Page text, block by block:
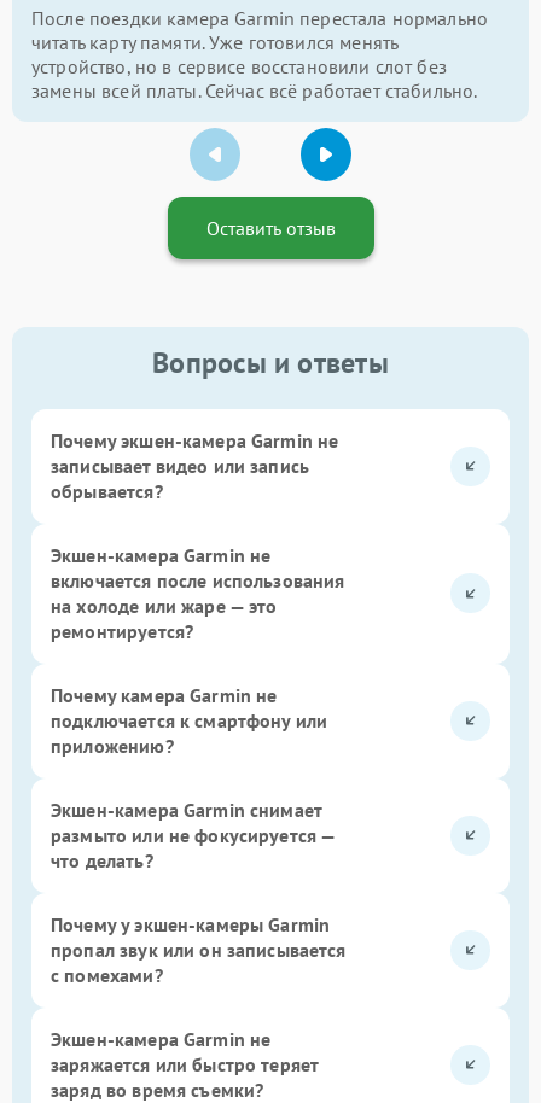
После поездки камера Garmin перестала нормально
читать карту памяти. Уже готовился менять
устройство, но в сервисе восстановили слот без
замены всей платы. Сейчас всё работает стабильно.
Оставить отзыв
Вопросы и ответы
Почему экшен-камера Garmin не
записывает видео или запись
обрывается?
Экшен-камера Garmin не
включается после использования
на холоде или жаре — это
ремонтируется?
Почему камера Garmin не
подключается к смартфону или
приложению?
Экшен-камера Garmin снимает
размыто или не фокусируется —
что делать?
Почему у экшен-камеры Garmin
пропал звук или он записывается
с помехами?
Экшен-камера Garmin не
заряжается или быстро теряет
заряд во время съемки?